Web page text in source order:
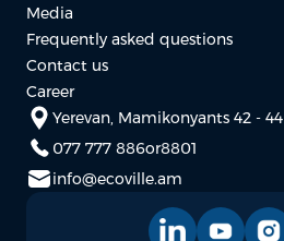
Media
Frequently asked questions
Contact us
Career
Yerevan, Mamikonyants 42 - 44
077 777 886or8801
info@ecoville.am